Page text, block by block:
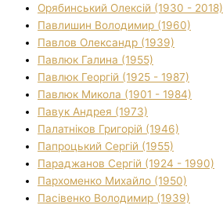
Орябинський Олексій (1930 - 2018)
Павлишин Володимир (1960)
Павлов Олександр (1939)
Павлюк Галина (1955)
Павлюк Георгій (1925 - 1987)
Павлюк Микола (1901 - 1984)
Павук Андрея (1973)
Палатніков Григорій (1946)
Папроцький Сергій (1955)
Параджанов Сергій (1924 - 1990)
Пархоменко Михайло (1950)
Пасівенко Володимир (1939)